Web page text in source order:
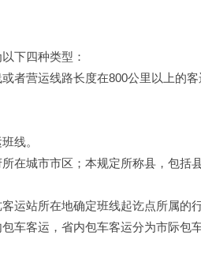
下四种类型：
营运线路长度在800公里以上的客
线。
城市市区；本规定所称县，包括
站所在地确定班线起讫点所属的行
客运，省内包车客运分为市际包